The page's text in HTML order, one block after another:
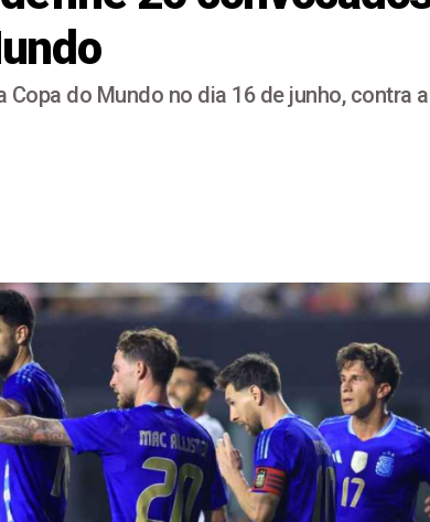
Cruzeiro faz 2 a 0 na Chapecoense e se garante
Copa do Mundo no dia 16 de junho, contra